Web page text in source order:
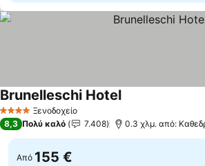
4 ΑστέριαΞενοδοχείο
Brunelleschi HotelΕμφάνιση τιμών
8,3 Πολύ καλό 7.408 0.3 χλμ. από:
Από 155 €